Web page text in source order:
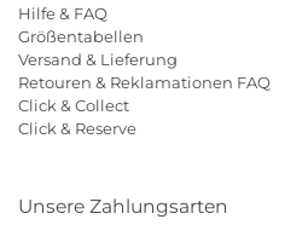
Hilfe & FAQ
Größentabellen
Versand & Lieferung
Retouren & Reklamationen FAQ
Click & Collect
Click & Reserve
Unsere Zahlungsarten